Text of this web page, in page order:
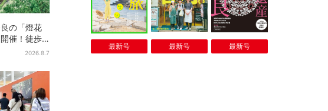
良の「燈花
催！徒歩5
バル”に、前
2026.8.7
最新号 最新号 最新号